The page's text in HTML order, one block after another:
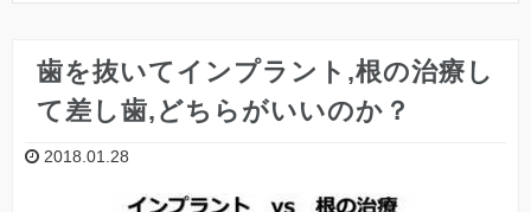
歯の根の治療（根管治療）
歯を抜いてインプラント,根の治療し
て差し歯,どちらがいいのか？
2018.01.28